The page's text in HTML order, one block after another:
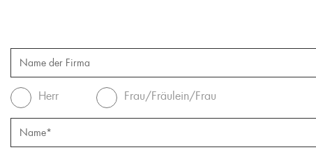
Herr Frau/Fräulein/Frau